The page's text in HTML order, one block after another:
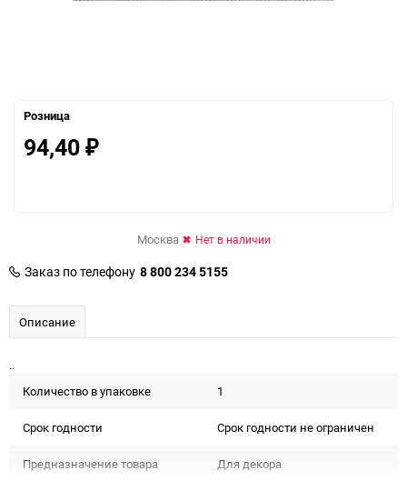
Розница
94,40 ₽
Москва Нет в наличии
Заказ по телефону 8 800 234 5155
Описание
..
Количество в упаковке
1
Срок годности Срок годности не ограничен
Предназначение товара Для декора